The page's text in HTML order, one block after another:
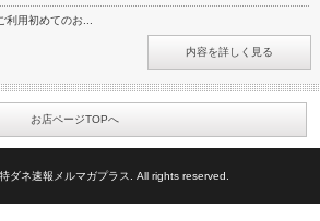
用初めてのお...
内容を詳しく見る
お店ページTOPへ
ダネ速報メルマガプラス. All rights reserved.